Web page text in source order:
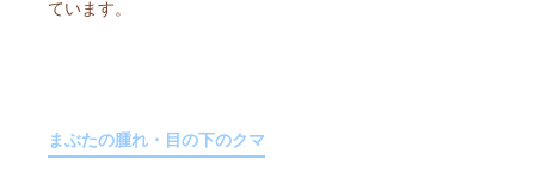
ています。
まぶたの腫れ・目の下のクマ